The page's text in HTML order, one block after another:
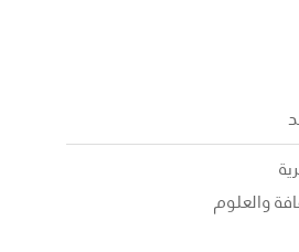
والعلوم